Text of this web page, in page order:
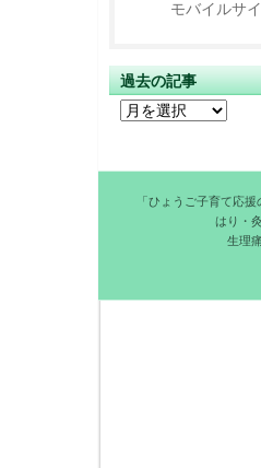
モバイルサ
過去の記事
「ひょうご子育て応
はり・
生理